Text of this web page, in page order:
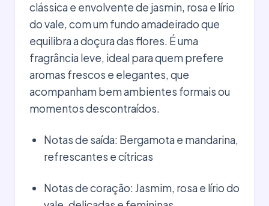
clássica e envolvente de jasmin, rosa e lírio
do vale, com um fundo amadeirado que
equilibra a doçura das flores. É uma
fragrância leve, ideal para quem prefere
aromas frescos e elegantes, que
acompanham bem ambientes formais ou
momentos descontraídos.
Notas de saída: Bergamota e mandarina,
refrescantes e cítricas
Notas de coração: Jasmim, rosa e lírio do